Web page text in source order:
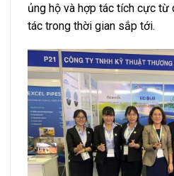
ủng hộ và hợp tác tích cực từ
tác trong thời gian sắp tới.